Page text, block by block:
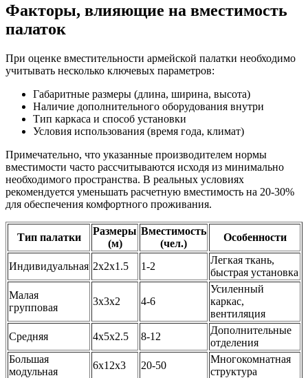
Факторы, влияющие на вместимость
палаток
При оценке вместительности армейской палатки необходимо
учитывать несколько ключевых параметров:
Габаритные размеры (длина, ширина, высота)
Наличие дополнительного оборудования внутри
Тип каркаса и способ установки
Условия использования (время года, климат)
Примечательно, что указанные производителем нормы
вместимости часто рассчитываются исходя из минимально
необходимого пространства. В реальных условиях
рекомендуется уменьшать расчетную вместимость на 20-30%
для обеспечения комфортного проживания.
Тип палатки
Размеры
(м)
Вместимость
(чел.)
Особенности
Индивидуальная 2х2х1.5 1-2
Легкая ткань,
быстрая установка
Малая
групповая
3х3х2 4-6
Усиленный
каркас,
вентиляция
Средняя
4х5х2.5 8-12
Дополнительные
отделения
Большая
модульная
6х12х3 20-50
Многокомнатная
структура